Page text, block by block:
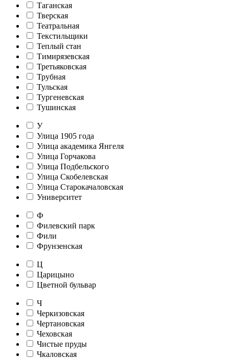
Таганская
Тверская
Театральная
Текстильщики
Теплый стан
Тимирязевская
Третьяковская
Трубная
Тульская
Тургеневская
Тушинская
У
Улица 1905 года
Улица академика Янгеля
Улица Горчакова
Улица Подбельского
Улица Скобелевская
Улица Старокачаловская
Университет
Ф
Филевский парк
Фили
Фрунзенская
Ц
Царицыно
Цветной бульвар
Ч
Черкизовская
Чертановская
Чеховская
Чистые пруды
Чкаловская